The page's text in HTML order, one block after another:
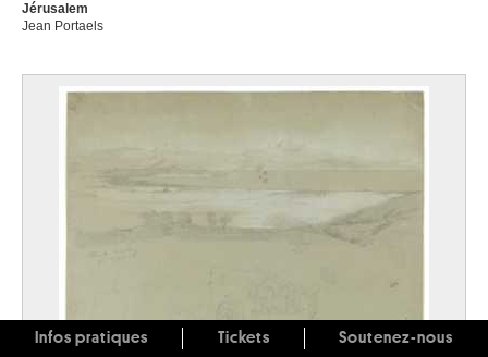
Jérusalem
Jean Portaels
Infos pratiques Tickets Soutenez-nous